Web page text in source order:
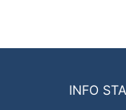
INFO